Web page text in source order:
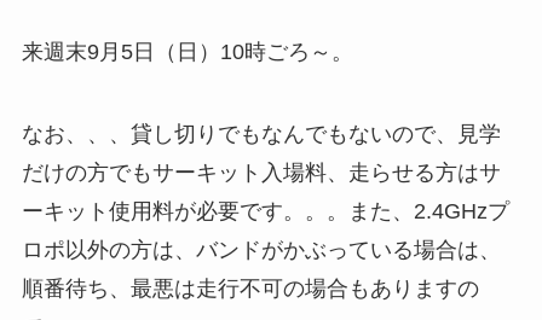
来週末9月5日（日）10時ごろ～。
なお、、、貸し切りでもなんでもないので、見学
だけの方でもサーキット入場料、走らせる方はサ
ーキット使用料が必要です。。。また、2.4GHzプ
ロポ以外の方は、バンドがかぶっている場合は、
順番待ち、最悪は走行不可の場合もありますの